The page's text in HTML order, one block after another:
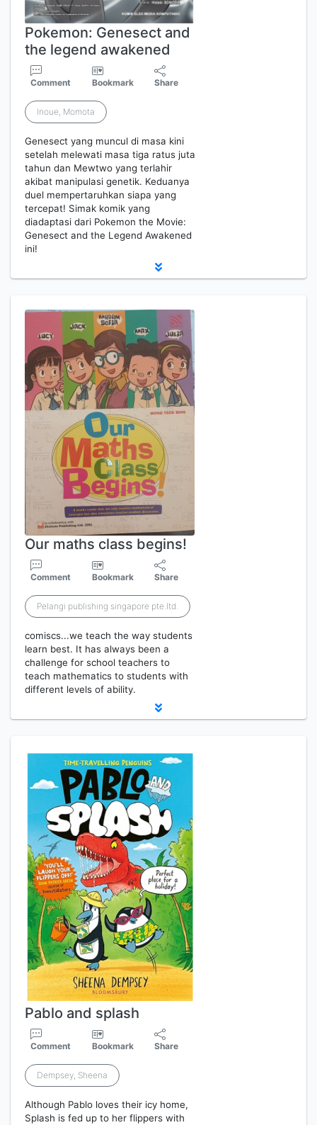
Pokemon: Genesect and
the legend awakened
Comment Bookmark Share
Inoue, Momota
Genesect yang muncul di masa kini
setelah melewati masa tiga ratus juta
tahun dan Mewtwo yang terlahir
akibat manipulasi genetik. Keduanya
duel mempertaruhkan siapa yang
tercepat! Simak komik yang
diadaptasi dari Pokemon the Movie:
Genesect and the Legend Awakened
ini!
Our maths class begins!
Comment Bookmark Share
Pelangi publishing singapore pte.ltd.
comiscs...we teach the way students
learn best. It has always been a
challenge for school teachers to
teach mathematics to students with
different levels of ability.
Pablo and splash
Comment Bookmark Share
Dempsey, Sheena
Although Pablo loves their icy home,
Splash is fed up to her flippers with